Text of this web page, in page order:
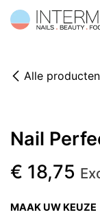
Overslaan naar
Alle producten
Nail
€ 18,75
MAAK UW KEUZE